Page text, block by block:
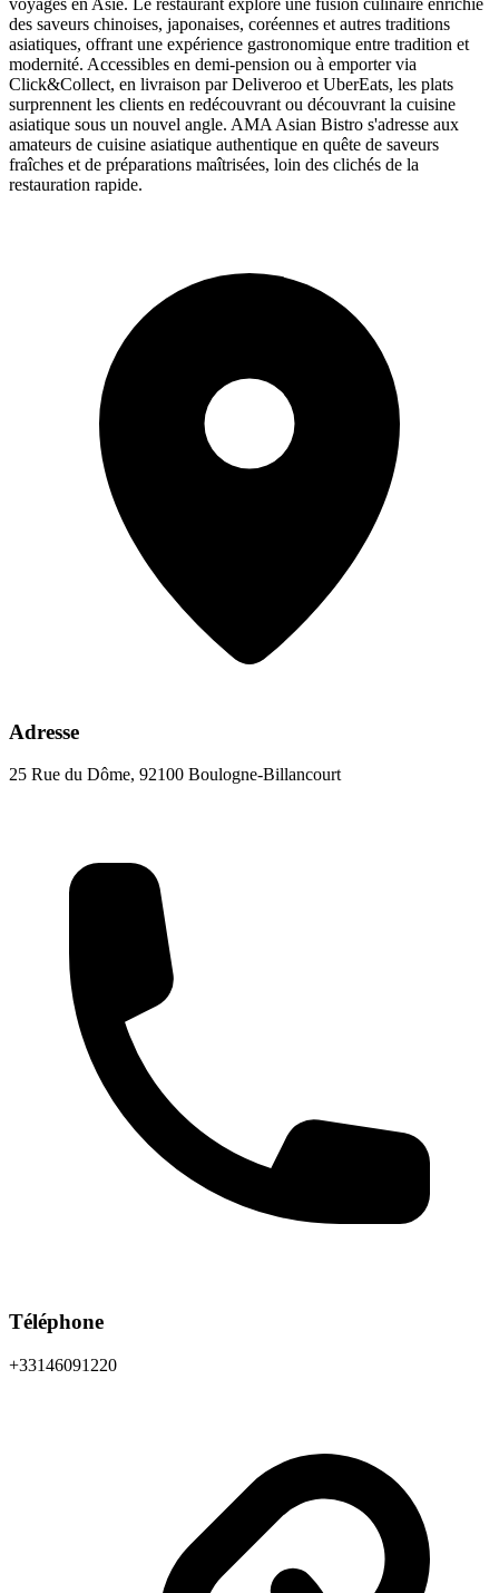
des saveurs chinoises, japonaises, coréennes et autres traditions
asiatiques, offrant une expérience gastronomique entre tradition et
modernité. Accessibles en demi-pension ou à emporter via
Click&Collect, en livraison par Deliveroo et UberEats, les plats
surprennent les clients en redécouvrant ou découvrant la cuisine
asiatique sous un nouvel angle. AMA Asian Bistro s'adresse aux
amateurs de cuisine asiatique authentique en quête de saveurs
fraîches et de préparations maîtrisées, loin des clichés de la
restauration rapide.
Adresse
25 Rue du Dôme, 92100 Boulogne-Billancourt
Téléphone
+33146091220